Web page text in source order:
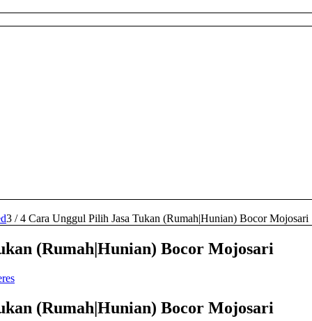
3 / 4 Cara Unggul Pilih Jasa Tukan (Rumah|Hunian) Bocor Mojosari
(Rumah|Hunian) Bocor Mojosari
(Rumah|Hunian) Bocor Mojosari